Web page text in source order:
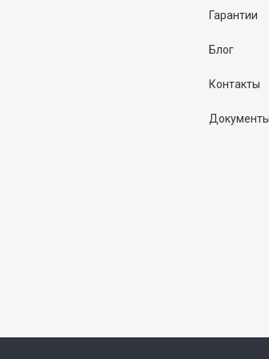
Гарантии
Блог
Контакты